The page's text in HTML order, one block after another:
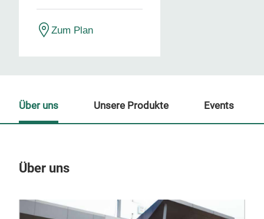
Zum Plan
Über uns
Über uns Unsere Produkte Events